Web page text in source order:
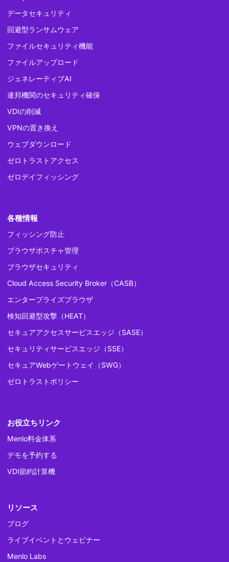
データセキュリティ
回避型ランサムウェア
ファイルセキュリティ機能
ファイルアップロード
ジェネレーティブAI
連邦機関のセキュリティ確保
VDIの削減
VPNの置き換え
ウェブダウンロード
ゼロトラストアクセス
ゼロデイフィッシング
各種情報
フィッシング防止
ブラウザポスチャ管理
ブラウザセキュリティ
Cloud Access Security Broker（CASB）
エンタープライズブラウザ
検知回避型攻撃（HEAT）
セキュアアクセスサービスエッジ（SASE）
セキュリティサービスエッジ（SSE）
セキュアWebゲートウェイ（SWG）
ゼロトラストポリシー
お役立ちリンク
Menlo料金体系
デモを予約する
VDI節約計算機
リソース
ブログ
ライブイベントとウェビナー
Menlo Labs